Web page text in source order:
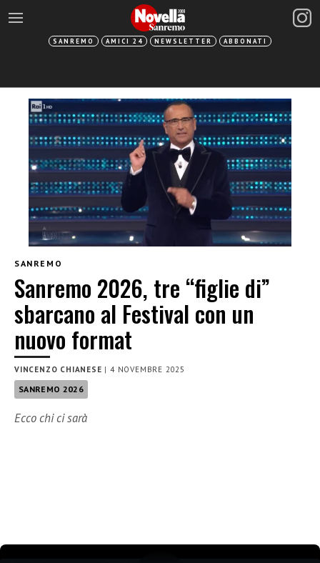
SANREMO AMICI 24 NEWSLETTER ABBONATI
SANREMO
Sanremo 2026, tre “figlie di”
sbarcano al Festival con un
nuovo format
VINCENZO CHIANESE |4 NOVEMBRE 2025
SANREMO 2026
Ecco chi ci sarà